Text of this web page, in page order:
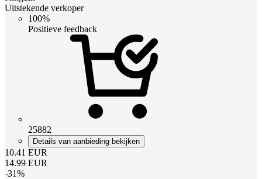
Uitstekende verkoper
100%
Positieve feedback
25882
Details van aanbieding bekijken
10.41 EUR
14.99 EUR
-31%